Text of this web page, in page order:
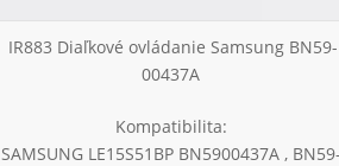
IR883 Diaľkové ovládanie Samsung BN59-
00437A
Kompatibilita:
SAMSUNG LE15S51BP BN5900437A ,